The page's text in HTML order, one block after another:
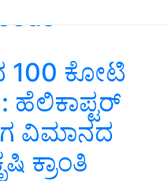
100 ಕೋಟಿ
ಹೆಲಿಕಾಪ್ಟರ್
ವಿಮಾನದ
ಕ್ರಾಂತಿ